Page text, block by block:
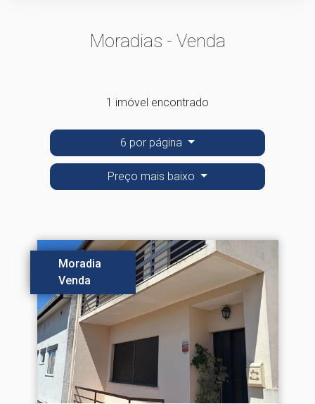
Moradias - Venda
1 imóvel encontrado
6 por página
Preço mais baixo
Moradia
Venda